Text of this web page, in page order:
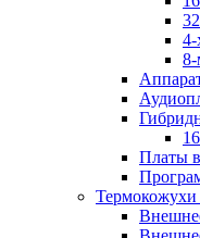
4-
Платы
Термокожухи